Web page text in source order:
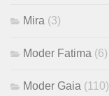
Mira (3)
Moder Fatima (6)
Moder Gaia (110)